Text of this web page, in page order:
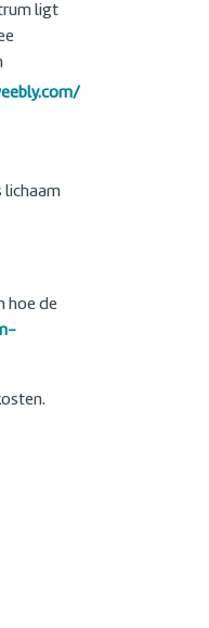
ligt
lichaam
hoe de